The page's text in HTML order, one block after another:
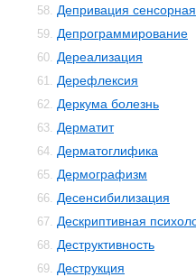
58. Депривация сенсорная
59. Депрограммирование
60. Дереализация
61. Дерефлексия
62. Деркума болезнь
63. Дерматит
64. Дерматоглифика
65. Дермографизм
66. Десенсибилизация
67. Дескриптивная
68. Деструктивность
69. Деструкция